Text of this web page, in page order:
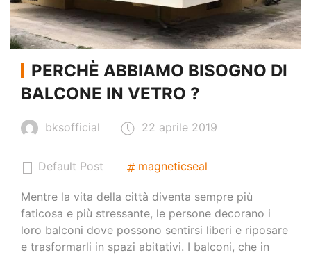
PERCHÈ ABBIAMO BISOGNO DI
BALCONE IN VETRO ?
bksofficial 22 aprile 2019
Default Post magneticseal
Mentre la vita della città diventa sempre più
faticosa e più stressante, le persone decorano i
loro balconi dove possono sentirsi liberi e riposare
e trasformarli in spazi abitativi. I balconi, che in